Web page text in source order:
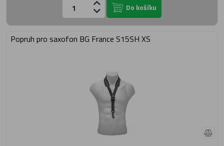
Do košíku
Popruh pro saxofon BG France S15SH XS